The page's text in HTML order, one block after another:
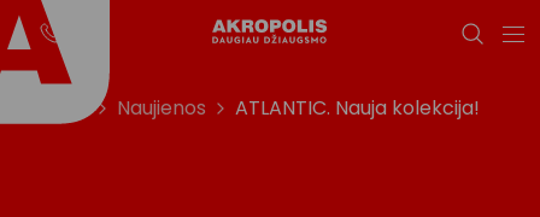
Naujienos ATLANTIC. Nauja kolekcija!